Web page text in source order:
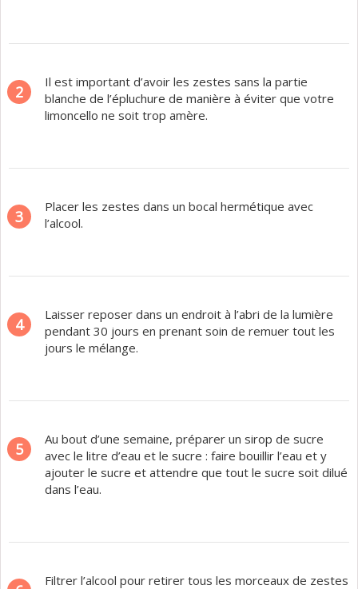
2
Il est important d’avoir les zestes sans la partie
blanche de l’épluchure de manière à éviter que votre
limoncello ne soit trop amère.
3
Placer les zestes dans un bocal hermétique avec
l’alcool.
4
Laisser reposer dans un endroit à l’abri de la lumière
pendant 30 jours en prenant soin de remuer tout les
jours le mélange.
5
Au bout d’une semaine, préparer un sirop de sucre
avec le litre d’eau et le sucre : faire bouillir l’eau et y
ajouter le sucre et attendre que tout le sucre soit dilué
dans l’eau.
Filtrer l’alcool pour retirer tous les morceaux de zestes